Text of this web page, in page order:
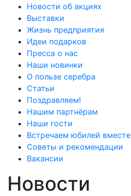
Новости об акциях
Выставки
Жизнь предприятия
Идеи подарков
Пресса о нас
Наши новинки
О пользе серебра
Статьи
Поздравляем!
Нашим партнёрам
Наши гости
Встречаем юбилей вместе
Советы и рекомендации
Вакансии
Новости